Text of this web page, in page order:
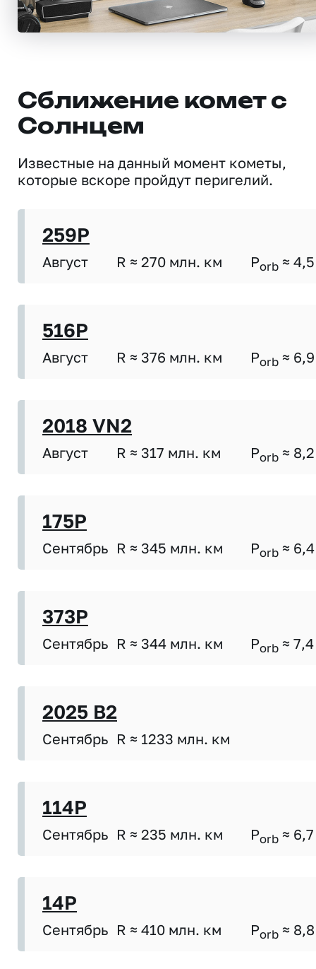
Сближение комет с
Солнцем
Известные на данный момент кометы,
которые вскоре пройдут перигелий.
259P
Август R ≈ 270 млн. км Porb ≈ 4,5
516P
Август R ≈ 376 млн. км Porb ≈ 6,9
2018 VN2
Август R ≈ 317 млн. км Porb ≈ 8,2
175P
Сентябрь R ≈ 345 млн. км Porb ≈ 6,4
373P
Сентябрь R ≈ 344 млн. км Porb ≈ 7,4
2025 B2
Сентябрь R ≈ 1233 млн. км
114P
Сентябрь R ≈ 235 млн. км Porb ≈ 6,7
14P
Сентябрь R ≈ 410 млн. км Porb ≈ 8,8